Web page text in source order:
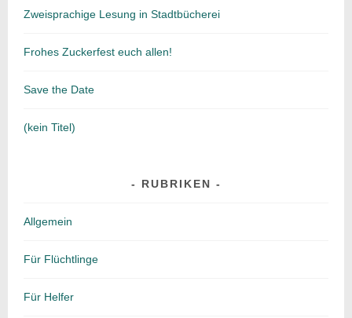
Zweisprachige Lesung in Stadtbücherei
Frohes Zuckerfest euch allen!
Save the Date
(kein Titel)
RUBRIKEN
Allgemein
Für Flüchtlinge
Für Helfer